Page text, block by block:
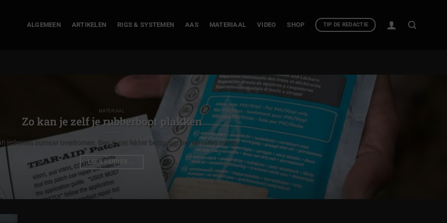
ALGEMEEN ARTIKELEN RIGS & SYSTEMEN AAS MATERIAAL VIDEO SHOP TIP DE REDACTIE
MATERIAAL
Zo kan je zelf je rubberboot plakken
iedereen zomaar overkomen. Ben je net lekker bezig met het uitvaren van je...
LEES VERDER